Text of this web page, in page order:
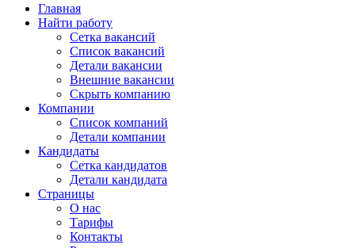
Главная
Найти работу
Сетка вакансий
Список вакансий
Детали вакансии
Внешние вакансии
Скрыть компанию
Компании
Список компаний
Детали компании
Кандидаты
Сетка кандидатов
Детали кандидата
Страницы
О нас
Тарифы
Контакты